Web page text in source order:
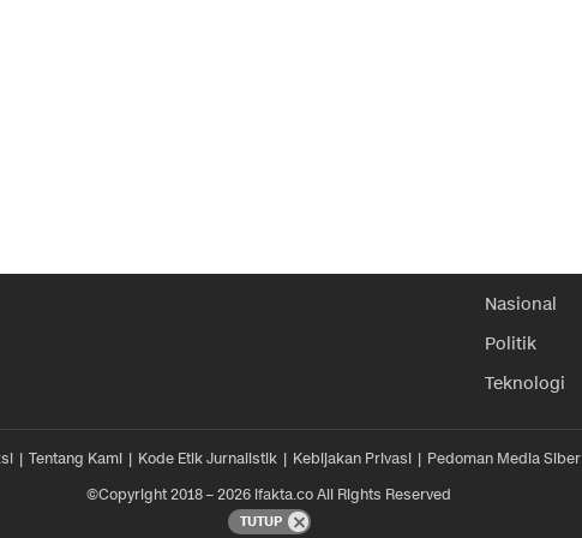
Nasional
Politik
Teknologi
Tentang Kami Kode Etik Jurnalistik Kebijakan Privasi
Pedoman Media Siber
©Copyright 2018 – 2026 ifakta.co All Rights Reserved
TUTUP